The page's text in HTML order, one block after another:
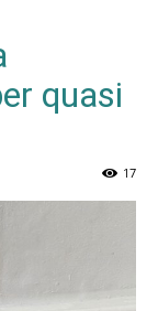
quasi
17